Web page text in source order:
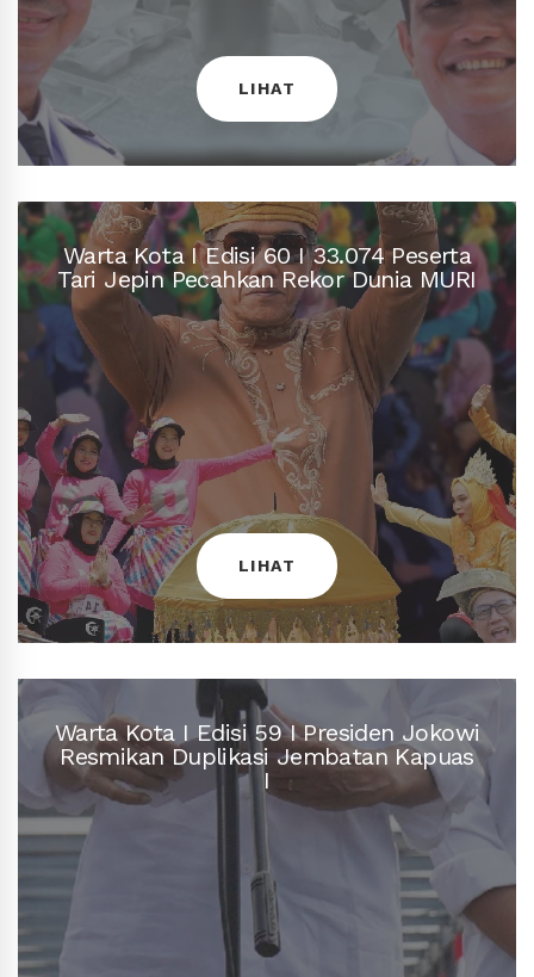
LIHAT
Warta Kota I Edisi 61 I Fokus Tujuh
Program Kesejahteraan Masyarakat
Warta Kota I Edisi 60 I 33.074 Peserta
Tari Jepin Pecahkan Rekor Dunia MURI
LIHAT
Warta Kota I Edisi 60 I 33.074 Peserta
Tari Jepin Pecahkan Rekor Dunia MURI
LIHAT
Warta Kota I Edisi 59 I Presiden Jokowi
Resmikan Duplikasi Jembatan Kapuas
I
LIHAT